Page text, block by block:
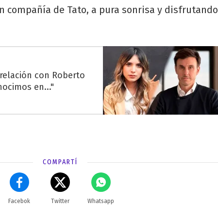
compañía de Tato, a pura sonrisa y disfrutando
con Roberto
en..."
COMPARTÍ
Facebok Twitter Whatsapp